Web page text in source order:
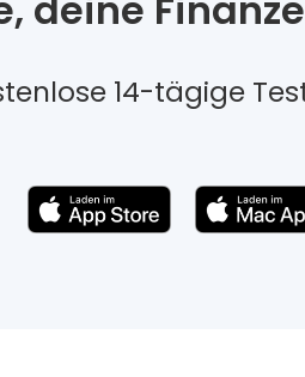
14-tägige